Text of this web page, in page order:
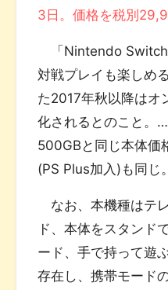
3日。価格を税別
「Nintendo Switch
対戦プレイも楽しめ
た2017年秋以降はオ
化されるとのこと。
500GBと同じ本体価
(PS Plus加入)も同じ。
なお、本機種はテ
ド、本体をスタンド
ード、手で持って遊
存在し、携帯モード